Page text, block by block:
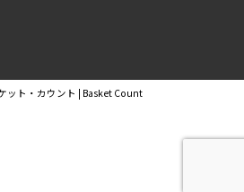
ット・カウント | Basket Count